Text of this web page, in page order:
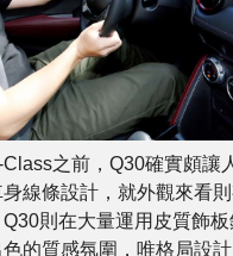
之前，Q30確實頗讓
線條設計，就外觀來看
則在大量運用皮質飾
的質感氛圍，唯格局設